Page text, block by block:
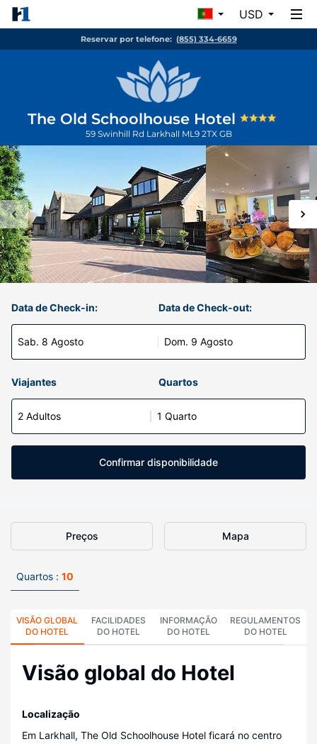
USD
Reservar por telefone: (855) 334-6659
The Old Schoolhouse Hotel
59 Swinhill Rd Larkhall ML9 2TX GB
Data de Check-in:
Sab. 8 Agosto
Data de Check-out:
Dom. 9 Agosto
Viajantes Quartos
2 Adultos 1 Quarto
Confirmar disponibilidade
Preços Mapa
Quartos : 10
VISÃO GLOBAL
DO HOTEL
FACILIDADES
DO HOTEL
INFORMAÇÃO
DO HOTEL
REGULAMENTOS
DO HOTEL
Visão global do Hotel
Localização
Em Larkhall, The Old Schoolhouse Hotel ficará no centro